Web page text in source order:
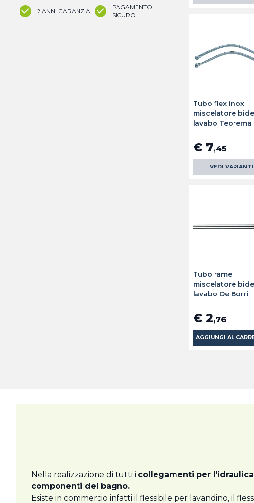
2 ANNI GARANZIA
PAGAMENTO
SICURO
Tubo flex inox
miscelatore
lavabo Teorema
€ 7,45
VEDI VARIANTI
Tubo rame
miscelatore
lavabo De Borri
€ 2,76
AGGIUNGI AL
Nella realizzazione di tutti i collegamenti per
componenti del bagno.
Esiste in commercio infatti il flessibile per lavandino, il